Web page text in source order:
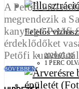
Felelős
2026-07-30
1 PERC
A Petőfi 200
megrendezik a
kanyargó Petőfi
érdeklődőket
Petőfi
BŐVEBBEN